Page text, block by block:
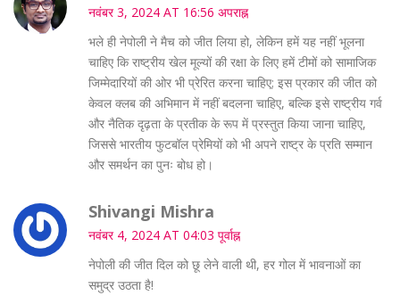
नवंबर 3, 2024 AT 16:56 अपराह्न
भले ही नेपोली ने मैच को जीत लिया हो, लेकिन हमें यह नहीं भूलना
चाहिए कि राष्ट्रीय खेल मूल्यों की रक्षा के लिए हमें टीमों को सामाजिक
जिम्मेदारियों की ओर भी प्रेरित करना चाहिए; इस प्रकार की जीत को
केवल क्लब की अभिमान में नहीं बदलना चाहिए, बल्कि इसे राष्ट्रीय गर्व
और नैतिक दृढ़ता के प्रतीक के रूप में प्रस्तुत किया जाना चाहिए,
जिससे भारतीय फुटबॉल प्रेमियों को भी अपने राष्ट्र के प्रति सम्मान
और समर्थन का पुनः बोध हो।
Shivangi Mishra
नवंबर 4, 2024 AT 04:03 पूर्वाह्न
नेपोली की जीत दिल को छू लेने वाली थी, हर गोल में भावनाओं का
समुद्र उठता है!